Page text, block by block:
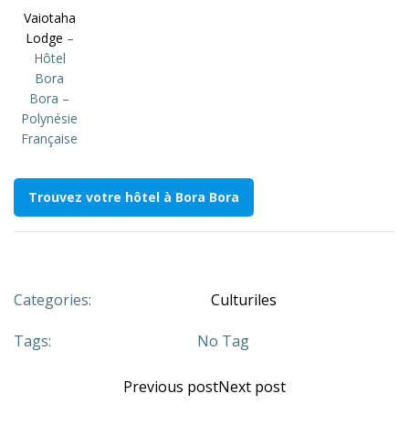
Vaiotaha
Lodge –
Hôtel
Bora
Bora –
Polynésie
Française
Trouvez votre hôtel à Bora Bora
Categories: Culturiles
Tags: No Tag
Previous postNext post